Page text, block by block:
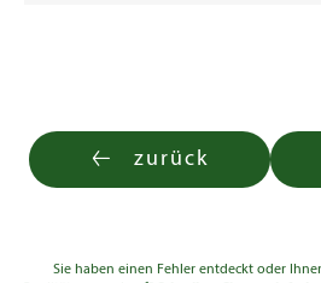
zurück
Sie haben einen Fehler entdeckt oder